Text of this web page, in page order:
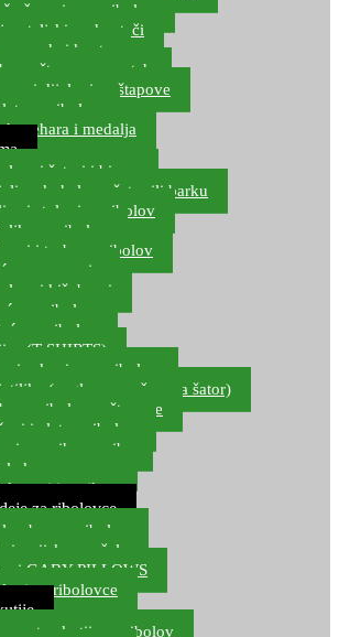
čuvarice za ribolov
podmetači
posude i kante
za štapove – match
dijelovi za štapove
za ribolov
pehara i medalja
šatori i bivvy
kuhala za šator ili barku
i stolovi za ribolov
za ribolov
i torbe za ribolov
za spavanje
kišobrani
za ribolov
za ribolov
(T-SHIRTS)
i rukavice za ribolov
(naglavne, ručne, za šator)
za ribolovne štapove
i alat za ribolov
za prihranu ribe
kamp oprema
i optika
za ribolovce
bon za ribolov
naočale
GABY PILLOWS
za ribolovce
kutije za ribolov